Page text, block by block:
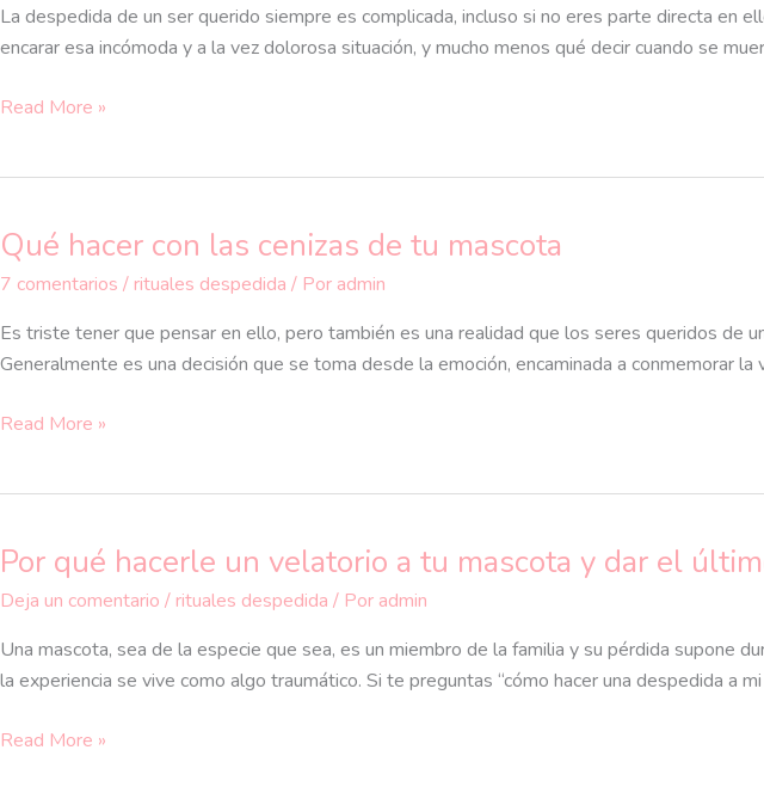
La despedida de un ser querido siempre es complicada, incluso si no eres parte directa en
encarar esa incómoda y a la vez dolorosa situación, y mucho menos qué decir cuando se
se
muere
mascota
Read More »
Qué hacer con las cenizas de tu mascota
7 comentarios / rituales despedida / Por admin
Es triste tener que pensar en ello, pero también es una realidad que los seres queridos de
Generalmente es una decisión que se toma desde la emoción, encaminada a conmemorar
Qué
hacer
las
cenizas
tu
Read More »
Por qué hacerle un velatorio a tu mascota y dar el
Deja un comentario / rituales despedida / Por admin
Una mascota, sea de la especie que sea, es un miembro de la familia y su pérdida supone
la experiencia se vive como algo traumático. Si te preguntas “cómo hacer una despedida a mi
Por
qué
hacerle
un
velatorio
tu
Read More »